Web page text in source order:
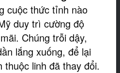
cuộc thức tỉnh nào
duy trì cường độ
Chúng trỗi dậy,
lắng xuống, để lại
thuộc linh đã thay đổi.